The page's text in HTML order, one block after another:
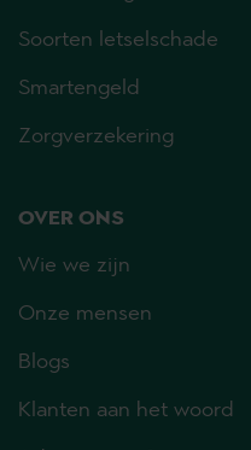
Soorten letselschade
Smartengeld
Zorgverzekering
OVER ONS
Wie we zijn
Onze mensen
Blogs
Klanten aan het woord